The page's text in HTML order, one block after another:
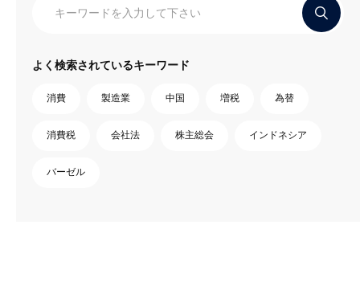
よく検索されているキーワード
消費 製造業 中国 増税 為替
消費税 会社法 株主総会 インドネシア
バーゼル